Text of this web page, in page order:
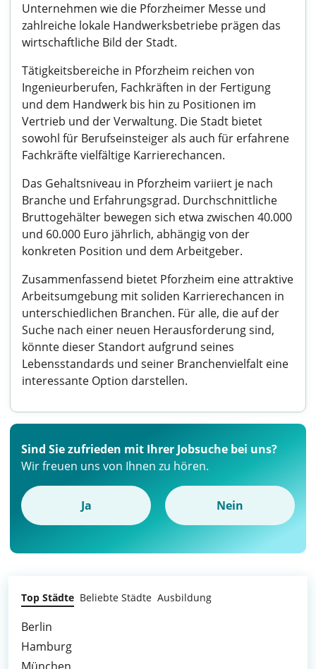
Unternehmen wie die Pforzheimer Messe und
zahlreiche lokale Handwerksbetriebe prägen das
wirtschaftliche Bild der Stadt.
Tätigkeitsbereiche in Pforzheim reichen von
Ingenieurberufen, Fachkräften in der Fertigung
und dem Handwerk bis hin zu Positionen im
Vertrieb und der Verwaltung. Die Stadt bietet
sowohl für Berufseinsteiger als auch für erfahrene
Fachkräfte vielfältige Karrierechancen.
Das Gehaltsniveau in Pforzheim variiert je nach
Branche und Erfahrungsgrad. Durchschnittliche
Bruttogehälter bewegen sich etwa zwischen 40.000
und 60.000 Euro jährlich, abhängig von der
konkreten Position und dem Arbeitgeber.
Zusammenfassend bietet Pforzheim eine attraktive
Arbeitsumgebung mit soliden Karrierechancen in
unterschiedlichen Branchen. Für alle, die auf der
Suche nach einer neuen Herausforderung sind,
könnte dieser Standort aufgrund seines
Lebensstandards und seiner Branchenvielfalt eine
interessante Option darstellen.
Sind Sie zufrieden mit Ihrer Jobsuche bei uns?
Wir freuen uns von Ihnen zu hören.
Ja Nein
Top Städte Beliebte Städte Ausbildung
Berlin
Hamburg